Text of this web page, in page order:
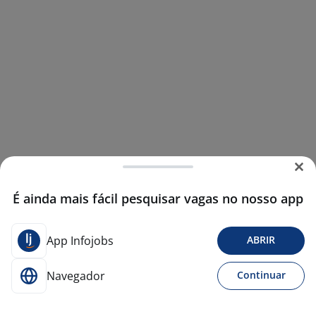
É ainda mais fácil pesquisar vagas no nosso app
App Infojobs ABRIR
Navegador Continuar